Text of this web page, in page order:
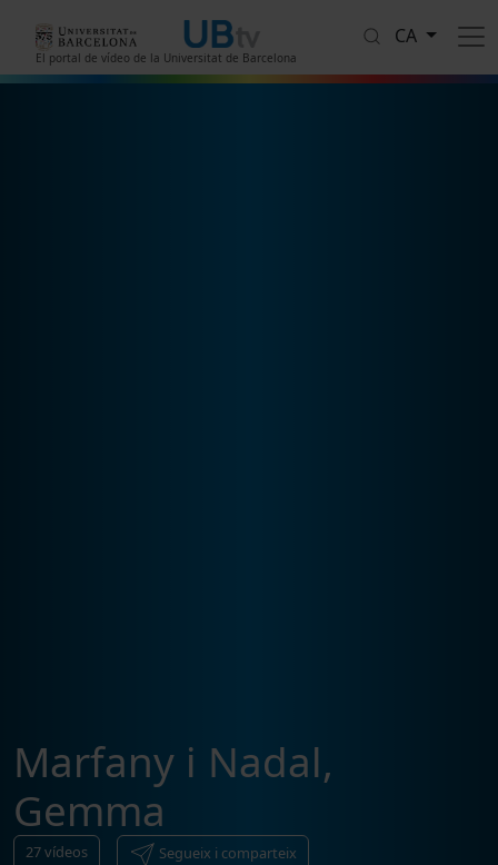
El portal de vídeo de la Universitat de Barcelona
CA
Marfany i Nadal,
Gemma
27vídeos Segueix i comparteix